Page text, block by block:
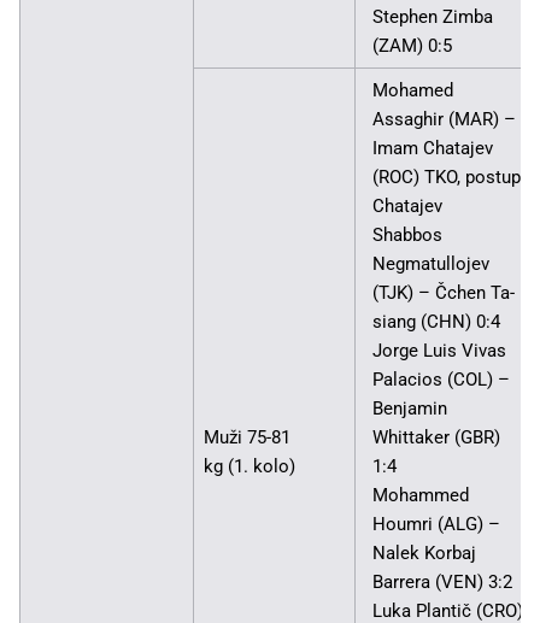
Stephen Zimba
(ZAM) 0:5
Muži 75-81
kg (1. kolo)
Mohamed
Assaghir (MAR) –
Imam Chatajev
(ROC) TKO, postup
Chatajev
Shabbos
Negmatullojev
(TJK) – Čchen Ta-
siang (CHN) 0:4
Jorge Luis Vivas
Palacios (COL) –
Benjamin
Whittaker (GBR)
1:4
Mohammed
Houmri (ALG) –
Nalek Korbaj
Barrera (VEN) 3:2
Luka Plantič (CRO)